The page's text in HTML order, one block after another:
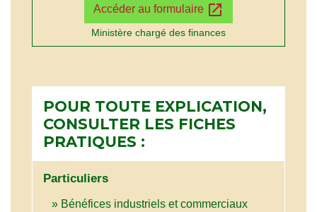
Accéder au formulaire open_in_new
Ministère chargé des finances
POUR TOUTE EXPLICATION,
CONSULTER LES FICHES
PRATIQUES :
Particuliers
Bénéfices industriels et commerciaux